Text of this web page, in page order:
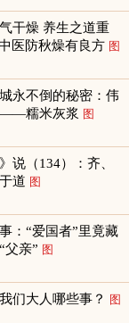
干燥 养生之道重
医防秋燥有良方 图
永不倒的秘密：伟
——糯米灰浆 图
说（134）：齐、
道 图
：“爱国者”里竟藏
父亲” 图
们大人哪些事？ 图